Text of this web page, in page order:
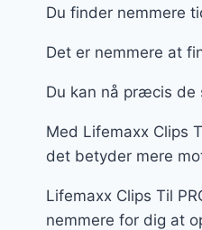
Du finder nemmere
Det er nemmere at
Du kan nå præcis de
Med Lifemaxx Clips
det betyder mere
Lifemaxx Clips Til
nemmere for dig at